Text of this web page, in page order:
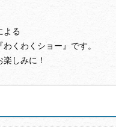
よる
くわくショー』です。
しみに！